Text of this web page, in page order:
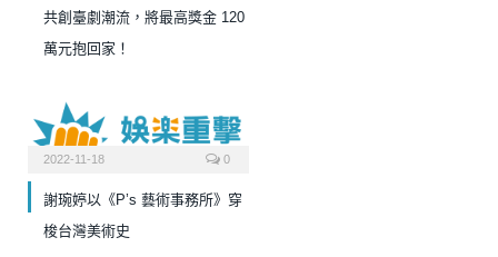
共創臺劇潮流，將最高獎金 120
萬元抱回家！
2022-11-18 0
謝琬婷以《P’s 藝術事務所》穿
梭台灣美術史